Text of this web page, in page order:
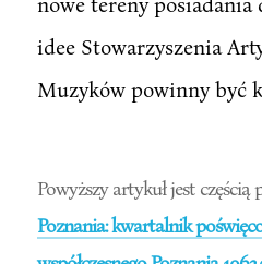
idee Stowarzyszenia
Muzyków powinny być
Powyższy artykuł jest częścią
Poznania: kwartalnik